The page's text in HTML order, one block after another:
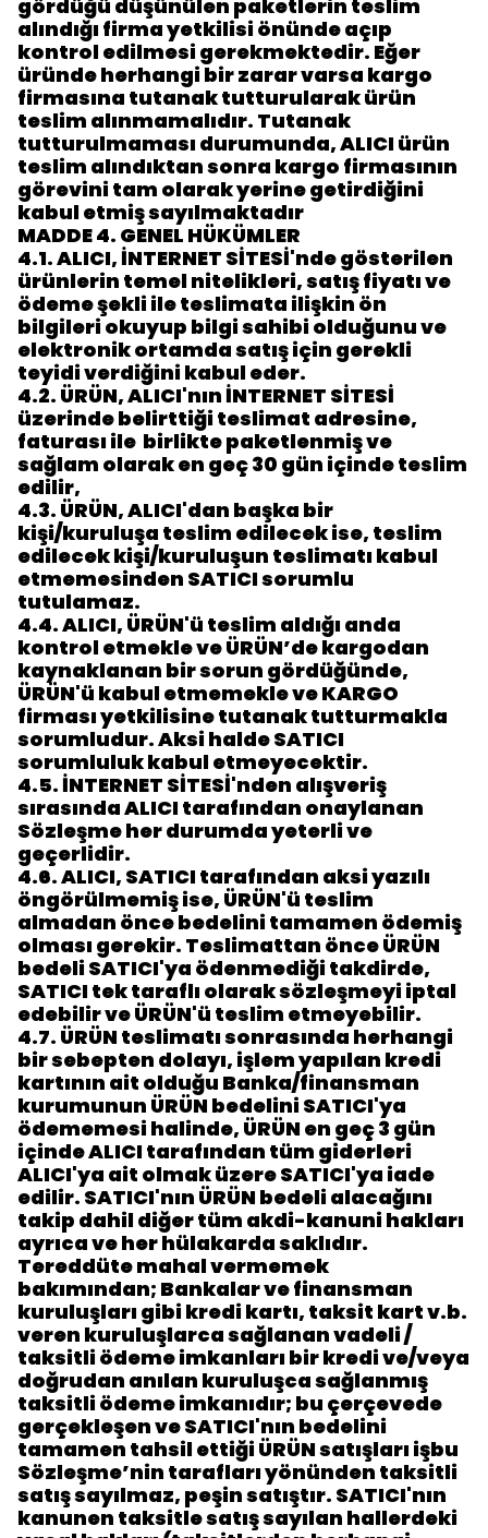
gördüğü düşünülen paketlerin teslim
alındığı firma yetkilisi önünde açıp
kontrol edilmesi gerekmektedir. Eğer
üründe herhangi bir zarar varsa kargo
firmasına tutanak tutturularak ürün
teslim alınmamalıdır. Tutanak
tutturulmaması durumunda, ALICI ürün
teslim alındıktan sonra kargo firmasının
görevini tam olarak yerine getirdiğini
kabul etmiş sayılmaktadır
MADDE 4. GENEL HÜKÜMLER
4.1.ALICI, İNTERNET SİTESİ'nde gösterilen
ürünlerin temel nitelikleri, satış fiyatı ve
ödeme şekli ile teslimata ilişkin ön
bilgileri okuyup bilgi sahibi olduğunu ve
elektronik ortamda satış için gerekli
teyidi verdiğini kabul eder.
4.2. ÜRÜN, ALICI'nın İNTERNET SİTESİ
üzerinde belirttiği teslimat adresine,
faturası ile birlikte paketlenmiş ve
sağlam olarak en geç 30 gün içinde teslim
edilir,
4.3. ÜRÜN, ALICI'dan başka bir
kişi/kuruluşa teslim edilecek ise, teslim
edilecek kişi/kuruluşun teslimatı kabul
etmemesinden SATICI sorumlu
tutulamaz.
4.4.ALICI, ÜRÜN'ü teslim aldığı anda
kontrol etmekle ve ÜRÜN’de kargodan
kaynaklanan bir sorun gördüğünde,
ÜRÜN'ü kabul etmemekle ve KARGO
firması yetkilisine tutanak tutturmakla
sorumludur. Aksi halde SATICI
sorumluluk kabul etmeyecektir.
4.5.İNTERNET SİTESİ'nden alışveriş
sırasında ALICI tarafından onaylanan
Sözleşme her durumda yeterli ve
geçerlidir.
4.6.ALICI, SATICI tarafından aksi yazılı
öngörülmemiş ise, ÜRÜN'ü teslim
almadan önce bedelini tamamen ödemiş
olması gerekir. Teslimattan önce ÜRÜN
bedeli SATICI'ya ödenmediği takdirde,
SATICI tek taraflı olarak sözleşmeyi iptal
edebilir ve ÜRÜN'ü teslim etmeyebilir.
4.7. ÜRÜN teslimatı sonrasında herhangi
bir sebepten dolayı, işlem yapılan kredi
kartının ait olduğu Banka/finansman
kurumunun ÜRÜN bedelini SATICI'ya
ödememesi halinde, ÜRÜN en geç 3 gün
içinde ALICI tarafından tüm giderleri
ALICI'ya ait olmak üzere SATICI'ya iade
edilir. SATICI'nın ÜRÜN bedeli alacağını
takip dahil diğer tüm akdi-kanuni hakları
ayrıca ve her hülakarda saklıdır.
Tereddüte mahal vermemek
bakımından; Bankalar ve finansman
kuruluşları gibi kredi kartı, taksit kart v.b.
veren kuruluşlarca sağlanan vadeli /
taksitli ödeme imkanları bir kredi ve/veya
doğrudan anılan kuruluşca sağlanmış
taksitli ödeme imkanıdır; bu çerçevede
gerçekleşen ve SATICI'nın bedelini
tamamen tahsil ettiği ÜRÜN satışları işbu
Sözleşme’nin tarafları yönünden taksitli
satış sayılmaz, peşin satıştır. SATICI'nın
kanunen taksitle satış sayılan hallerdeki